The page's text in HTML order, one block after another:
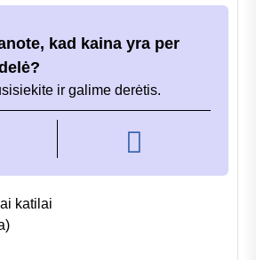
kad kaina yra per
ir galime derėtis.
katilai